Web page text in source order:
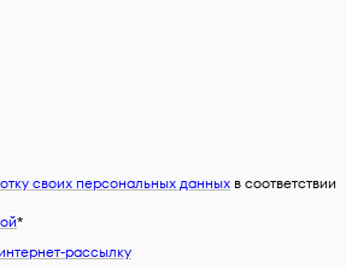
своих персональных данныхв соответствии
*
рассылку